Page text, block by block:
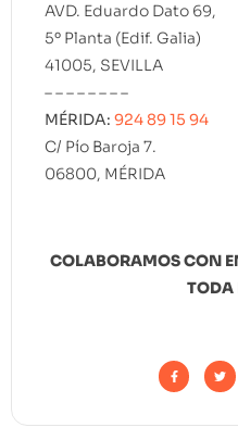
AVD. Eduardo Dato 69,
5º Planta (Edif. Galia)
41005, SEVILLA
– – – – – – – –
MÉRIDA: 924 89 15 94
C/ Pío Baroja 7.
06800, MÉRIDA
COLABORAMOS CON
TODA